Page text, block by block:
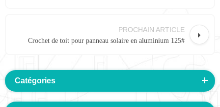
PROCHAIN ARTICLE
Crochet de toit pour panneau solaire en aluminium 125#
Catégories